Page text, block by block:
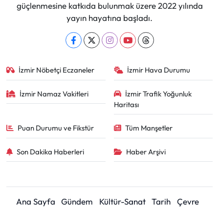
güçlenmesine katkıda bulunmak üzere 2022 yılında
yayın hayatına başladı.
İzmir Nöbetçi Eczaneler İzmir Hava Durumu
İzmir Namaz Vakitleri
İzmir Trafik Yoğunluk
Haritası
Puan Durumu ve Fikstür Tüm Manşetler
Son Dakika Haberleri Haber Arşivi
Ana Sayfa Gündem Kültür-Sanat Tarih
Çevre